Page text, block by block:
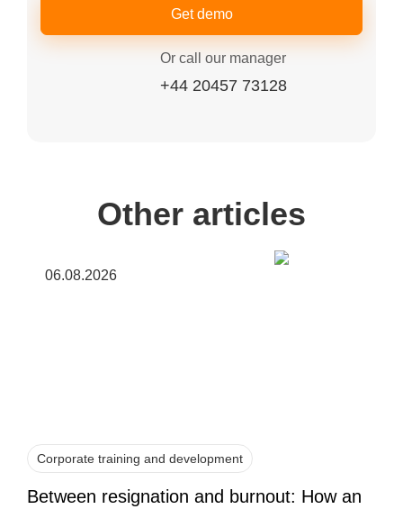
Get demo
Or call our manager
+44 20457 73128
Other articles
06.08.2026
Corporate training and development
Between resignation and burnout: How an